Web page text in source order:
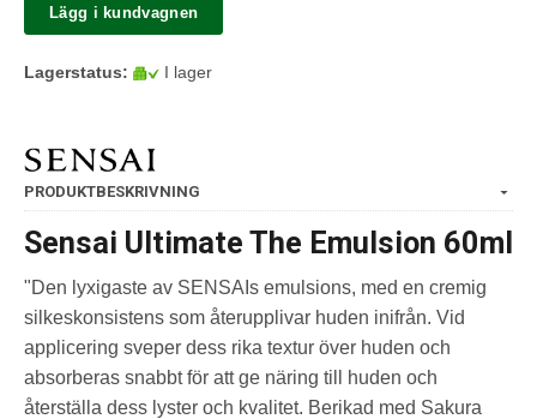
Lägg i kundvagnen
Lagerstatus: I lager
PRODUKTBESKRIVNING
Sensai Ultimate The Emulsion 60ml
"Den lyxigaste av SENSAIs emulsions, med en cremig
silkeskonsistens som återupplivar huden inifrån. Vid
applicering sveper dess rika textur över huden och
absorberas snabbt för att ge näring till huden och
återställa dess lyster och kvalitet. Berikad med Sakura